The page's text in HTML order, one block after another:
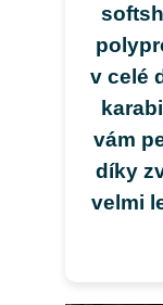
v celé
vám
díky
velmi